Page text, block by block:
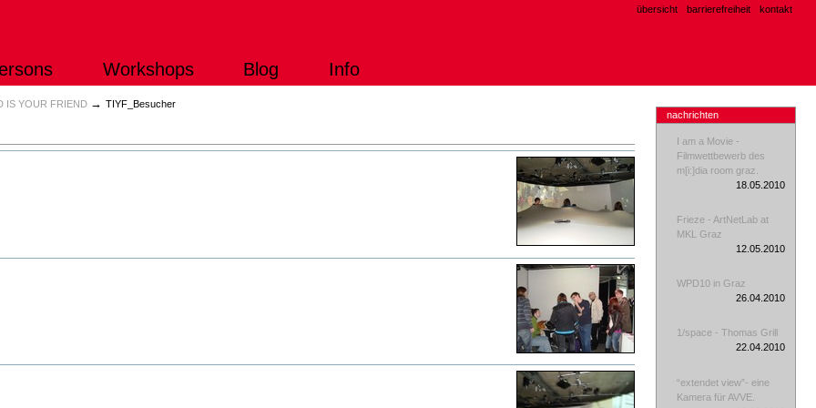
übersicht barrierefreiheit kontakt
Workshops Blog Info
IS YOUR FRIEND →TIYF_Besucher
nachrichten
I am a Movie -
Filmwettbewerb des
m[i:]dia room graz.
18.05.2010
Frieze - ArtNetLab at
MKL Graz
12.05.2010
WPD10 in Graz
26.04.2010
1/space - Thomas Grill
22.04.2010
“extendet view”- eine
Kamera für AVVE.